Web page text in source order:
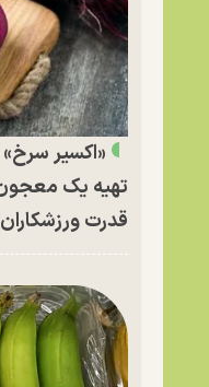
«اکسیر
تهیه یک معجون
قدرت ورزشکاران